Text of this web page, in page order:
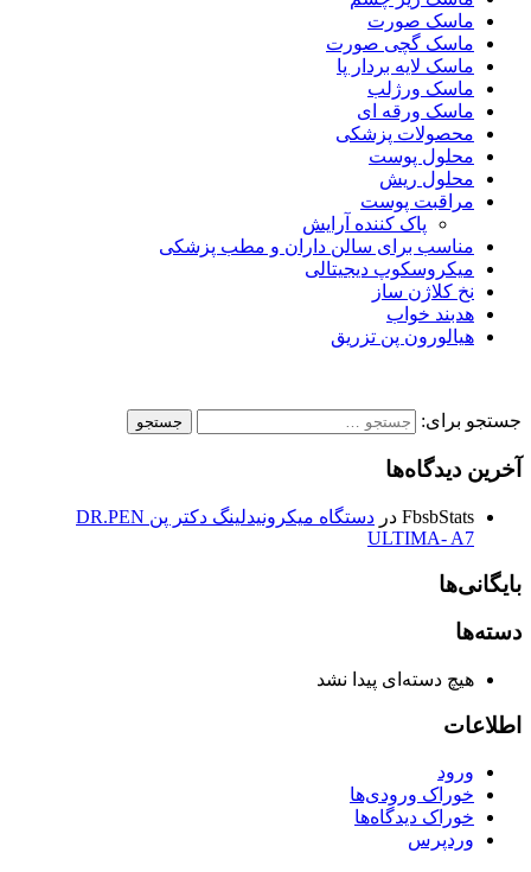
ماسک صورت
ماسک گچی صورت
ماسک لایه بردار پا
ماسک ورژلب
ماسک ورقه ای
محصولات پزشکی
محلول پوست
محلول ریش
مراقبت پوست
پاک کننده آرایش
مناسب برای سالن داران و مطب پزشکی
میکروسکوپ دیجیتالی
نخ کلاژن ساز
هدبند خواب
هیالورون پن تزریق
جستجو برای:
آخرین دیدگاه‌ها
FbsbStats در
دستگاه میکرونیدلینگ دکتر پن DR.PEN
ULTIMA- A7
بایگانی‌ها
دسته‌ها
هیچ دسته‌ای پیدا نشد
اطلاعات
ورود
خوراک ورودی‌ها
خوراک دیدگاه‌ها
وردپرس